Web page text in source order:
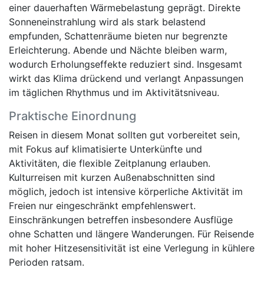
einer dauerhaften Wärmebelastung geprägt. Direkte
Sonneneinstrahlung wird als stark belastend
empfunden, Schattenräume bieten nur begrenzte
Erleichterung. Abende und Nächte bleiben warm,
wodurch Erholungseffekte reduziert sind. Insgesamt
wirkt das Klima drückend und verlangt Anpassungen
im täglichen Rhythmus und im Aktivitätsniveau.
Praktische Einordnung
Reisen in diesem Monat sollten gut vorbereitet sein,
mit Fokus auf klimatisierte Unterkünfte und
Aktivitäten, die flexible Zeitplanung erlauben.
Kulturreisen mit kurzen Außenabschnitten sind
möglich, jedoch ist intensive körperliche Aktivität im
Freien nur eingeschränkt empfehlenswert.
Einschränkungen betreffen insbesondere Ausflüge
ohne Schatten und längere Wanderungen. Für Reisende
mit hoher Hitzesensitivität ist eine Verlegung in kühlere
Perioden ratsam.